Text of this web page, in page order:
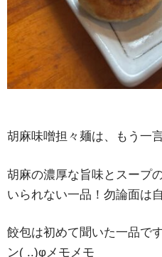
胡麻味噌担々麺は、もう一
胡麻の濃厚な旨味とスープ
いられない一品！勿論面は
餃包は初めて聞いた一品で
ン( ..)φメモメモ